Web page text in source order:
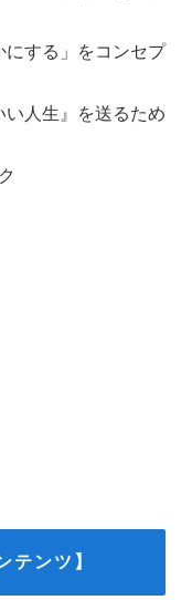
にする」をコンセプ
い人生』を送るため
テンツ】